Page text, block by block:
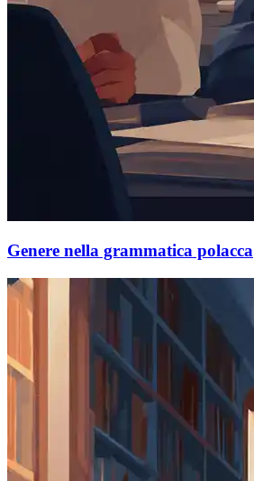
Genere nella grammatica polacca